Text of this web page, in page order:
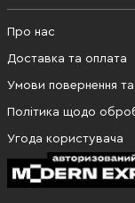
Про нас
Доставка та оплата
Умови повернення та
Політика щодо
Угода користувача